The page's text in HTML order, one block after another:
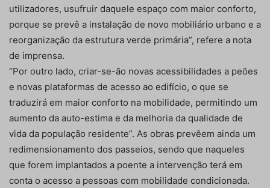
utilizadores, usufruir daquele espaço com maior conforto,
porque se prevê a instalação de novo mobiliário urbano e a
reorganização da estrutura verde primária”, refere a nota
de imprensa.
“Por outro lado, criar-se-ão novas acessibilidades a peões
e novas plataformas de acesso ao edifício, o que se
traduzirá em maior conforto na mobilidade, permitindo um
aumento da auto-estima e da melhoria da qualidade de
vida da população residente”. As obras prevêem ainda um
redimensionamento dos passeios, sendo que naqueles
que forem implantados a poente a intervenção terá em
conta o acesso a pessoas com mobilidade condicionada.